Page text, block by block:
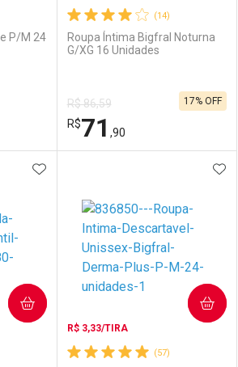
Comprar sem Desconto
Por R$ 109,90/cada
Comprar sem Desconto
Por R$ 109,90/cada
P/M 24
(14)
Roupa Íntima Bigfral Noturna
G/XG 16 Unidades
R$ 86,59
R$71 ,90
17% OFF
Laboratório
Por Menos
ADICIONAR AOS FAVORITOS
(57)
R$ 3,33/TIRA
COMPRAR